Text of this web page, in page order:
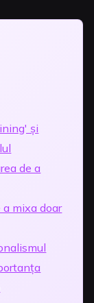
și
de a
a mixa doar